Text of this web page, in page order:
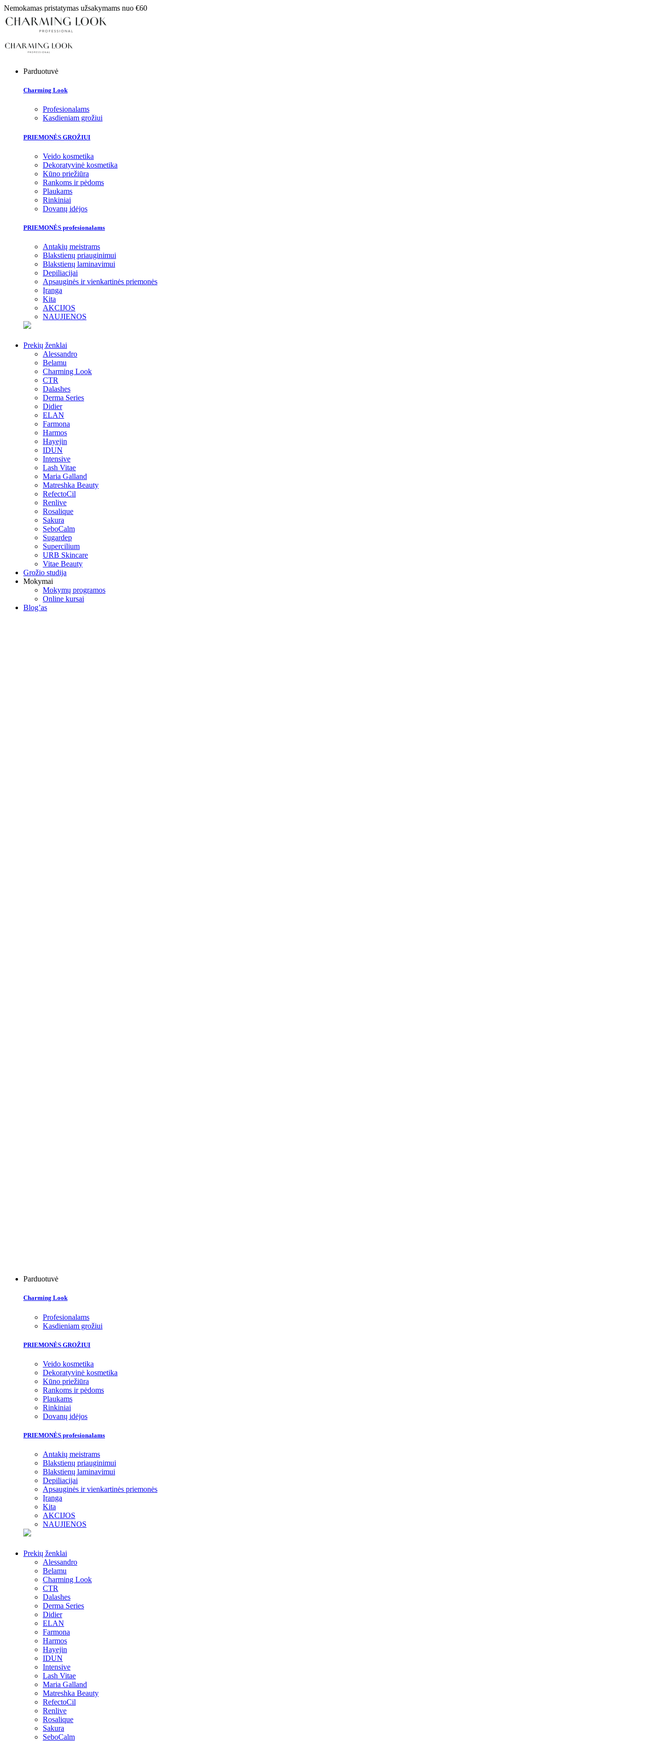
Nemokamas pristatymas užsakymams nuo €60
Parduotuvė
Charming Look
Profesionalams
Kasdieniam grožiui
PRIEMONĖS GROŽIUI
Veido kosmetika
Dekoratyvinė kosmetika
Kūno priežiūra
Rankoms ir pėdoms
Plaukams
Rinkiniai
Dovanų idėjos
PRIEMONĖS profesionalams
Antakių meistrams
Blakstienų priauginimui
Blakstienų laminavimui
Depiliacijai
Apsauginės ir vienkartinės priemonės
Įranga
Kita
AKCIJOS
NAUJIENOS
Prekių ženklai
Alessandro
Belamu
Charming Look
CTR
Dalashes
Derma Series
Didier
ELAN
Farmona
Harmos
Hayejin
IDUN
Intensive
Lash Vitae
Maria Galland
Matreshka Beauty
RefectoCil
Renlive
Rosalique
Sakura
SeboCalm
Sugardep
Supercilium
URB Skincare
Vitae Beauty
Grožio studija
Mokymai
Mokymų programos
Online kursai
Blog’as
Parduotuvė
Charming Look
Profesionalams
Kasdieniam grožiui
PRIEMONĖS GROŽIUI
Veido kosmetika
Dekoratyvinė kosmetika
Kūno priežiūra
Rankoms ir pėdoms
Plaukams
Rinkiniai
Dovanų idėjos
PRIEMONĖS profesionalams
Antakių meistrams
Blakstienų priauginimui
Blakstienų laminavimui
Depiliacijai
Apsauginės ir vienkartinės priemonės
Įranga
Kita
AKCIJOS
NAUJIENOS
Prekių ženklai
Alessandro
Belamu
Charming Look
CTR
Dalashes
Derma Series
Didier
ELAN
Farmona
Harmos
Hayejin
IDUN
Intensive
Lash Vitae
Maria Galland
Matreshka Beauty
RefectoCil
Renlive
Rosalique
Sakura
SeboCalm